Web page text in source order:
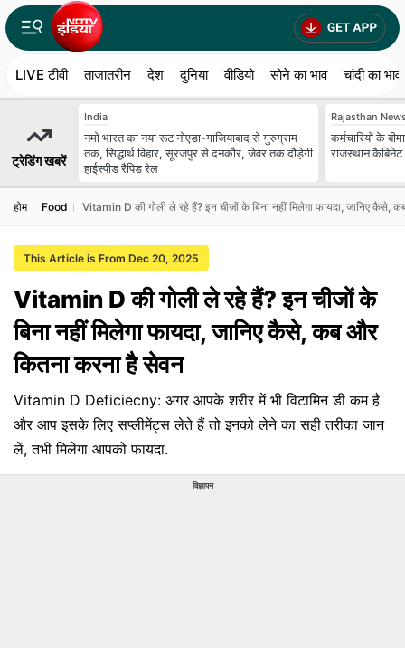
LIVE टीवी ताजातरीन देश दुनिया वीडियो सोने का भाव चांदी का भाव
ट्रेडिंग खबरें
India
नमो भारत का नया रूट नोएडा-गाजियाबाद से गुरुग्राम
तक, सिद्धार्थ विहार, सूरजपुर से दनकौर, जेवर तक दौड़ेगी
हाईस्पीड रैपिड रेल
Rajasthan
कर्मचारियों के
राजस्थान
होम Food Vitamin D की गोली ले रहे हैं? इन चीजों के बिना नहीं मिलेगा फायदा, जानिए कैसे,
This Article is From Dec 20, 2025
Vitamin D की गोली ले रहे हैं? इन चीजों के
बिना नहीं मिलेगा फायदा, जानिए कैसे, कब और
कितना करना है सेवन
Vitamin D Deficiecny: अगर आपके शरीर में भी विटामिन डी कम है
और आप इसके लिए सप्लीमेंट्स लेते हैं तो इनको लेने का सही तरीका जान
लें, तभी मिलेगा आपको फायदा.
विज्ञापन